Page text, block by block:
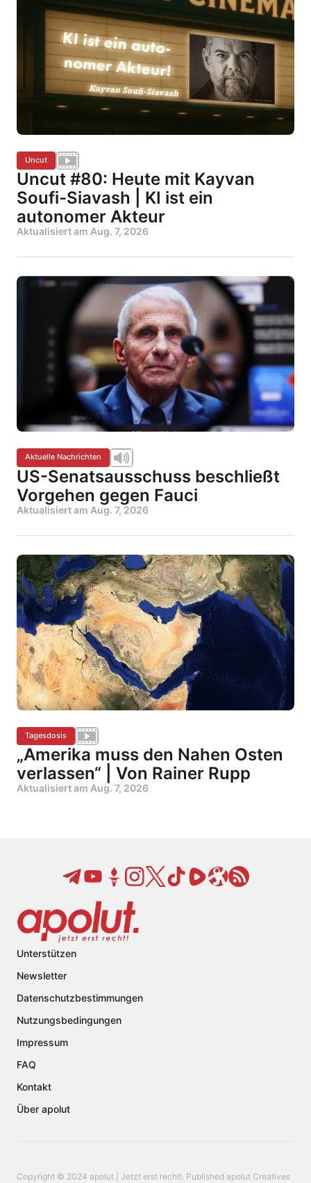
Uncut
Uncut #80: Heute mit Kayvan
Soufi-Siavash | KI ist ein
autonomer Akteur
Aktualisiert am Aug. 7, 2026
Aktuelle Nachrichten
US-Senatsausschuss beschließt
Vorgehen gegen Fauci
Aktualisiert am Aug. 7, 2026
Tagesdosis
„Amerika muss den Nahen Osten
verlassen“ | Von Rainer Rupp
Aktualisiert am Aug. 7, 2026
Unterstützen
Newsletter
Datenschutzbestimmungen
Nutzungsbedingungen
Impressum
FAQ
Kontakt
Über apolut
Copyright © 2024 apolut | Jetzt erst recht!. Published apolut Creatives